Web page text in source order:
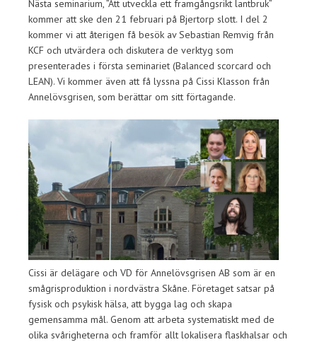
Nästa seminarium, ”Att utveckla ett framgångsrikt lantbruk”
kommer att ske den 21 februari på Bjertorp slott. I del 2
kommer vi att återigen få besök av Sebastian Remvig från
KCF och utvärdera och diskutera de verktyg som
presenterades i första seminariet (Balanced scorcard och
LEAN). Vi kommer även att få lyssna på Cissi Klasson från
Annelövsgrisen, som berättar om sitt förtagande.
Cissi är delägare och VD för Annelövsgrisen AB som är en
smågrisproduktion i nordvästra Skåne. Företaget satsar på
fysisk och psykisk hälsa, att bygga lag och skapa
gemensamma mål. Genom att arbeta systematiskt med de
olika svårigheterna och framför allt lokalisera flaskhalsar och